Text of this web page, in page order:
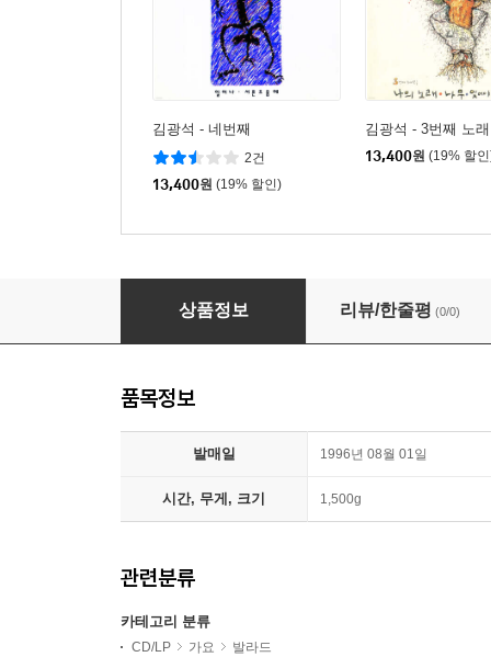
김광석 - 네번째
2건
13,400원 (19% 할인)
김광석 - 3번째 노
13,400원 (19% 할
여행스케치 5집 - 남준봉
상품정보 리뷰/한줄평 (0/0)
품목정보
발매일 1996년 08월 01일
시간, 무게, 크기 1,500g
관련분류
카테고리 분류
CD/LP 가요 발라드